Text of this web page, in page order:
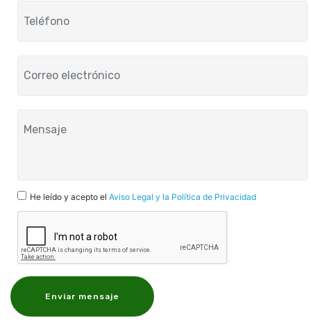
He leído y acepto el Aviso Legal y la Política de Privacidad
Enviar mensaje